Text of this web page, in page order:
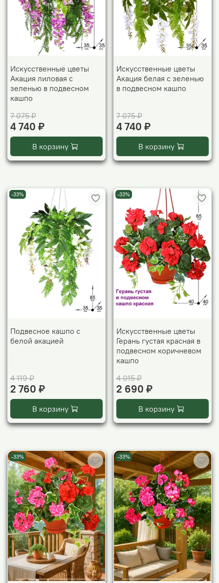
Искусственные цветы
Акация лиловая с
зеленью в подвесном
кашпо
7 075 ₽
4 740 ₽
В корзину
Искусственные цветы
Акация белая с зеленью
в подвесном кашпо
7 075 ₽
4 740 ₽
В корзину
-33%
Подвесное кашпо с
белой акацией
4 119 ₽
2 760 ₽
В корзину
-33%
Искусственные цветы
Герань густая красная в
подвесном коричневом
кашпо
4 015 ₽
2 690 ₽
В корзину
-33% -33%